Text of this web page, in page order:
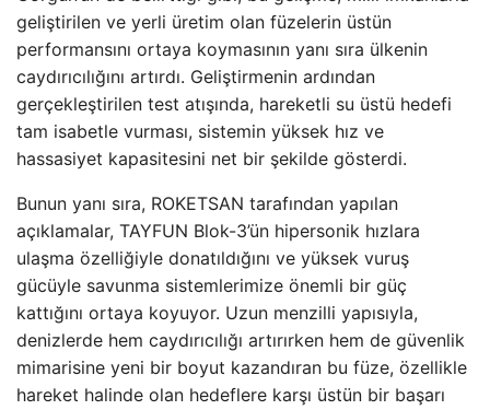
geliştirilen ve yerli üretim olan füzelerin üstün
performansını ortaya koymasının yanı sıra ülkenin
caydırıcılığını artırdı. Geliştirmenin ardından
gerçekleştirilen test atışında, hareketli su üstü hedefi
tam isabetle vurması, sistemin yüksek hız ve
hassasiyet kapasitesini net bir şekilde gösterdi.
Bunun yanı sıra, ROKETSAN tarafından yapılan
açıklamalar, TAYFUN Blok-3’ün hipersonik hızlara
ulaşma özelliğiyle donatıldığını ve yüksek vuruş
gücüyle savunma sistemlerimize önemli bir güç
kattığını ortaya koyuyor. Uzun menzilli yapısıyla,
denizlerde hem caydırıcılığı artırırken hem de güvenlik
mimarisine yeni bir boyut kazandıran bu füze, özellikle
hareket halinde olan hedeflere karşı üstün bir başarı